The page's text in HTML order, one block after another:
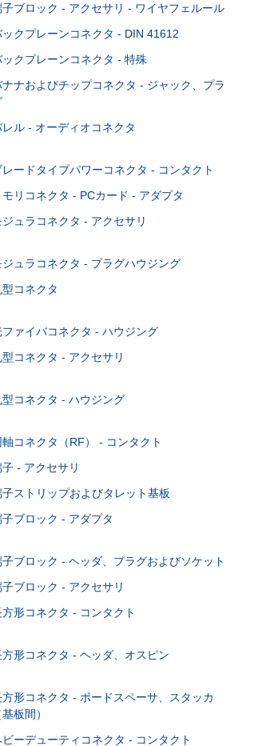
子ブロック - アクセサリ - ワイヤフェルール
ックプレーンコネクタ - DIN 41612
ックプレーンコネクタ - 特殊
ナナおよびチップコネクタ - ジャック、プラ
レル - オーディオコネクタ
レードタイプパワーコネクタ - コンタクト
モリコネクタ - PCカード - アダプタ
ジュラコネクタ - アクセサリ
ジュラコネクタ - プラグハウジング
型コネクタ
ファイバコネクタ - ハウジング
型コネクタ - アクセサリ
型コネクタ - ハウジング
軸コネクタ（RF） - コンタクト
子 - アクセサリ
子ストリップおよびタレット基板
子ブロック - アダプタ
子ブロック - ヘッダ、プラグおよびソケット
子ブロック - アクセサリ
方形コネクタ - コンタクト
方形コネクタ - ヘッダ、オスピン
方形コネクタ - ボードスペーサ、スタッカ
基板間）
ビーデューティコネクタ - コンタクト